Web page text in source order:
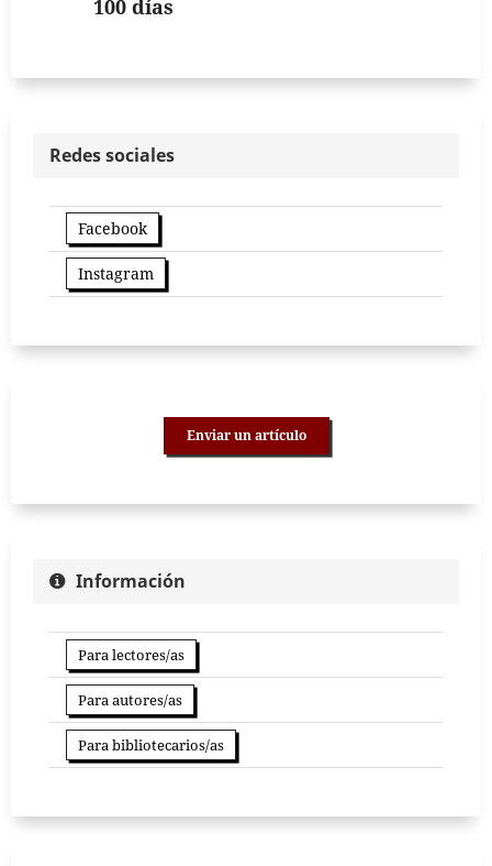
100 días
Redes sociales
Facebook
Instagram
Enviar un artículo
Información
Para lectores/as
Para autores/as
Para bibliotecarios/as